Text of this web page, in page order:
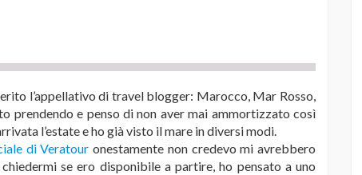
l’appellativo di travel blogger: Marocco, Mar Rosso,
prendendo e penso di non aver mai ammortizzato così
l’estate e ho già visto il mare in diversi modi.
di Veratour onestamente non credevo mi avrebbero
se ero disponibile a partire, ho pensato a uno